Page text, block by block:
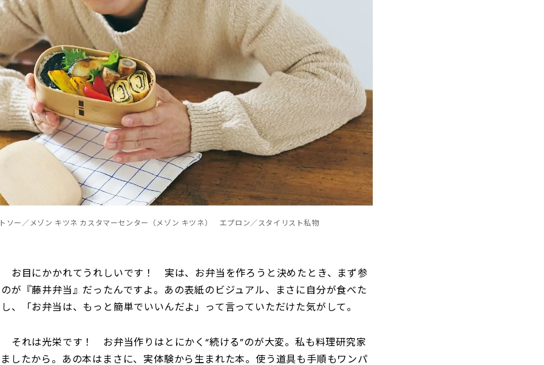
ソー／メゾン キツネ カスタマーセンター（メゾン キツネ） エプロン／スタイリスト私物
お目にかかれてうれしいです！ 実は、お弁当を作ろうと決めたとき、まず参
が『藤井弁当』だったんですよ。あの表紙のビジュアル、まさに自分が食べた
、「お弁当は、もっと簡単でいいんだよ」って言っていただけた気がして。
それは光栄です！ お弁当作りはとにかく“続ける”のが大変。私も料理研究家
したから。あの本はまさに、実体験から生まれた本。使う道具も手順もワンパ